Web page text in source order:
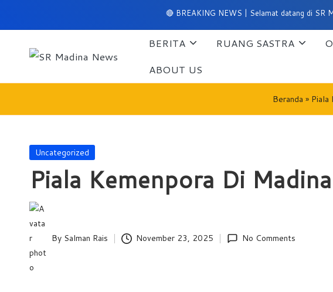
Skip
🔴 BREAKING NEWS | Selamat datang di SR Madina
S
a
di
n
a
N
10/A
Panyabunga-
Mandailing
BERITA RUANG SASTRA
ABOUT US
Beranda » Piala
Posted
Uncategorized
Piala Kemenpora Di
Posted
by
By Salman Rais November 23, 2025 No Comments